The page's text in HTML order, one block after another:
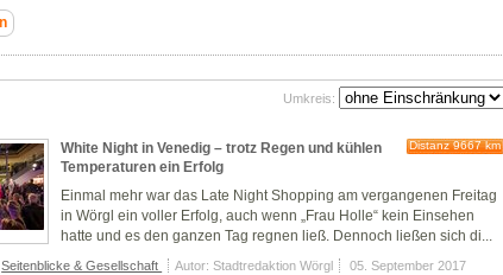
Umkreis:
White Night in Venedig – trotz Regen und kühlen
Temperaturen ein Erfolg
Distanz 9667 km
Einmal mehr war das Late Night Shopping am vergangenen Freitag
in Wörgl ein voller Erfolg, auch wenn „Frau Holle“ kein Einsehen
hatte und es den ganzen Tag regnen ließ. Dennoch ließen sich di...
Seitenblicke & Gesellschaft Autor: Stadtredaktion Wörgl 05. September 2017